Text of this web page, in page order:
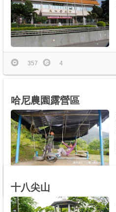
357 4
哈尼農園露營區
6
十八尖山